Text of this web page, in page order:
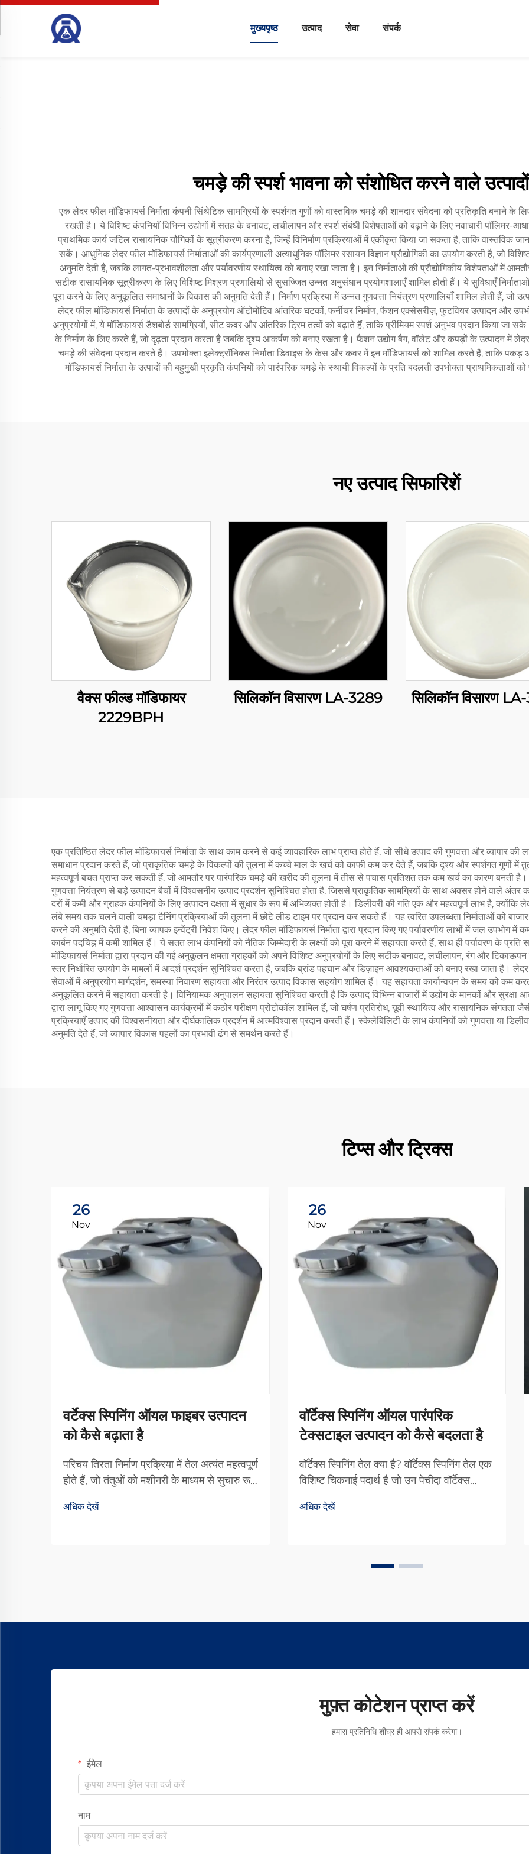
मुख्यपृष्ठ उत्पाद सेवा संपर्क
चमड़े की स्पर्श भावना को संशोधित करने वाले उत्पादों
एक लेदर फील मॉडिफायर्स निर्माता कंपनी सिंथेटिक सामग्रियों के स्पर्शगत गुणों को वास्तविक चमड़े की शानदार संवेदना को प्रतिकृति बनाने के
रखती है। ये विशिष्ट कंपनियाँ विभिन्न उद्योगों में सतह के बनावट, लचीलापन और स्पर्श संबंधी विशेषताओं को बढ़ाने के लिए नवाचारी पॉलिमर-
प्राथमिक कार्य जटिल रासायनिक यौगिकों के सूत्रीकरण करना है, जिन्हें विनिर्माण प्रक्रियाओं में एकीकृत किया जा सकता है, ताकि वास्तविक
सकें। आधुनिक लेदर फील मॉडिफायर्स निर्माताओं की कार्यप्रणाली अत्याधुनिक पॉलिमर रसायन विज्ञान प्रौद्योगिकी का उपयोग करती है, जो
अनुमति देती है, जबकि लागत-प्रभावशीलता और पर्यावरणीय स्थायित्व को बनाए रखा जाता है। इन निर्माताओं की प्रौद्योगिकीय विशेषताओं में
सटीक रासायनिक सूत्रीकरण के लिए विशिष्ट मिश्रण प्रणालियों से सुसज्जित उन्नत अनुसंधान प्रयोगशालाएँ शामिल होती हैं। ये सुविधाएँ
पूरा करने के लिए अनुकूलित समाधानों के विकास की अनुमति देती हैं। निर्माण प्रक्रिया में उन्नत गुणवत्ता नियंत्रण प्रणालियाँ शामिल होती हैं, जो
लेदर फील मॉडिफायर्स निर्माता के उत्पादों के अनुप्रयोग ऑटोमोटिव आंतरिक घटकों, फर्नीचर निर्माण, फैशन एक्सेसरीज़, फुटवियर उत्पादन और
अनुप्रयोगों में, ये मॉडिफायर्स डैशबोर्ड सामग्रियों, सीट कवर और आंतरिक ट्रिम तत्वों को बढ़ाते हैं, ताकि प्रीमियम स्पर्श अनुभव प्रदान किया जा
के निर्माण के लिए करते हैं, जो दृढ़ता प्रदान करता है जबकि दृश्य आकर्षण को बनाए रखता है। फैशन उद्योग बैग, वॉलेट और कपड़ों के उत्पादन में
चमड़े की संवेदना प्रदान करते हैं। उपभोक्ता इलेक्ट्रॉनिक्स निर्माता डिवाइस के केस और कवर में इन मॉडिफायर्स को शामिल करते हैं, ताकि
मॉडिफायर्स निर्माता के उत्पादों की बहुमुखी प्रकृति कंपनियों को पारंपरिक चमड़े के स्थायी विकल्पों के प्रति बदलती उपभोक्ता प्राथमिकताओं
नए उत्पाद सिफारिशें
वैक्स फील्ड मॉडिफायर
2229BPH
सिलिकॉन विसारण LA-3289 सिलिकॉन विसारण
एक प्रतिष्ठित लेदर फील मॉडिफायर्स निर्माता के साथ काम करने से कई व्यावहारिक लाभ प्राप्त होते हैं, जो सीधे उत्पाद की गुणवत्ता और व्यापार की
समाधान प्रदान करते हैं, जो प्राकृतिक चमड़े के विकल्पों की तुलना में कच्चे माल के खर्च को काफी कम कर देते हैं, जबकि दृश्य और स्पर्शगत गुणों में
महत्वपूर्ण बचत प्राप्त कर सकती हैं, जो आमतौर पर पारंपरिक चमड़े की खरीद की तुलना में तीस से पचास प्रतिशत तक कम खर्च का कारण बनती है।
गुणवत्ता नियंत्रण से बड़े उत्पादन बैचों में विश्वसनीय उत्पाद प्रदर्शन सुनिश्चित होता है, जिससे प्राकृतिक सामग्रियों के साथ अक्सर होने वाले
दरों में कमी और ग्राहक कंपनियों के लिए उत्पादन दक्षता में सुधार के रूप में अभिव्यक्त होती है। डिलीवरी की गति एक और महत्वपूर्ण लाभ है, क्योंकि लेदर
लंबे समय तक चलने वाली चमड़ा टैनिंग प्रक्रियाओं की तुलना में छोटे लीड टाइम पर प्रदान कर सकते हैं। यह त्वरित उपलब्धता निर्माताओं को बाजार
करने की अनुमति देती है, बिना व्यापक इन्वेंट्री निवेश किए। लेदर फील मॉडिफायर्स निर्माता द्वारा प्रदान किए गए पर्यावरणीय लाभों में जल
कार्बन पदचिह्न में कमी शामिल हैं। ये सतत लाभ कंपनियों को नैतिक जिम्मेदारी के लक्ष्यों को पूरा करने में सहायता करते हैं, साथ ही पर्यावरण के
मॉडिफायर्स निर्माता द्वारा प्रदान की गई अनुकूलन क्षमता ग्राहकों को अपने विशिष्ट अनुप्रयोगों के लिए सटीक बनावट, लचीलापन, रंग और
स्तर निर्धारित उपयोग के मामलों में आदर्श प्रदर्शन सुनिश्चित करता है, जबकि ब्रांड पहचान और डिज़ाइन आवश्यकताओं को बनाए रखा जाता है। लेदर
सेवाओं में अनुप्रयोग मार्गदर्शन, समस्या निवारण सहायता और निरंतर उत्पाद विकास सहयोग शामिल हैं। यह सहायता कार्यान्वयन के समय को कम
अनुकूलित करने में सहायता करती है। विनियामक अनुपालन सहायता सुनिश्चित करती है कि उत्पाद विभिन्न बाजारों में उद्योग के मानकों और सुरक्षा
द्वारा लागू किए गए गुणवत्ता आश्वासन कार्यक्रमों में कठोर परीक्षण प्रोटोकॉल शामिल हैं, जो घर्षण प्रतिरोध, यूवी स्थायित्व और रासायनिक संगतता
प्रक्रियाएँ उत्पाद की विश्वसनीयता और दीर्घकालिक प्रदर्शन में आत्मविश्वास प्रदान करती हैं। स्केलेबिलिटी के लाभ कंपनियों को गुणवत्ता या
अनुमति देते हैं, जो व्यापार विकास पहलों का प्रभावी ढंग से समर्थन करते हैं।
टिप्स और ट्रिक्स
26
Nov
वर्टेक्स स्पिनिंग ऑयल फाइबर उत्पादन
को कैसे बढ़ाता है
परिचय तिरता निर्माण प्रक्रिया में तेल अत्यंत महत्वपूर्ण
होते हैं, जो तंतुओं को मशीनरी के माध्यम से सुचारु रूप
गुणवत्ता वाले कपड़े का उत्पादन करते हैं। उपलब्ध
अधिक देखें
26
Nov
वॉर्टेक्स स्पिनिंग ऑयल पारंपरिक
टेक्सटाइल उत्पादन को कैसे बदलता है
वॉर्टेक्स स्पिनिंग तेल क्या है? वॉर्टेक्स स्पिनिंग तेल एक
विशिष्ट चिकनाई पदार्थ है जो उन पेचीदा वॉर्टेक्स
इसे अलग करने वाली बात यह है कि यह घर्षण को कम
अधिक देखें
मुफ़्त कोटेशन प्राप्त करें
हमारा प्रतिनिधि शीघ्र ही आपसे संपर्क करेगा।
ईमेल
नाम